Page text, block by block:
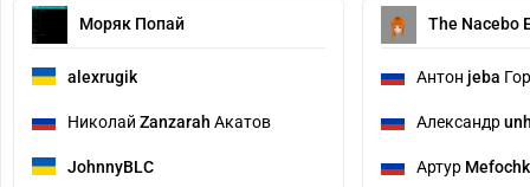
Моряк Попай
alexrugik
Николай Zanzarah Акатов
JohnnyBLC
The Nacebo
Антон jeba
Александр
Артур